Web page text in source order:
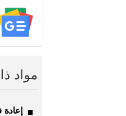
مواد